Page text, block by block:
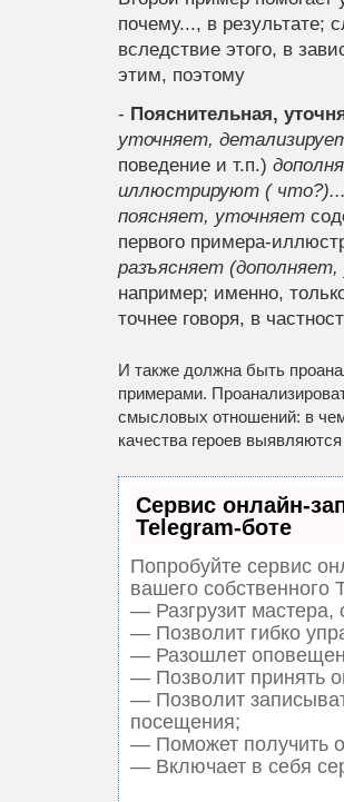
почему..., в результате;
вследствие этого, в
этим, поэтому
- Пояснительная,
уточняет,
поведение и т.п.)
иллюстриру­ют (
поясняет, уточняет
первого примера-
разъясняет
например; именно,
точнее говоря, в
И также должна быть
примерами.
смысловых отношений: в
качества героев
Сервис онлайн-
Telegram-боте
Попробуйте сервис
вашего собственного
— Разгрузит
— Позволит гибко
— Разошлет
— Позволит принять
— Позволит
посещения;
— Поможет получить
— Включает в себя